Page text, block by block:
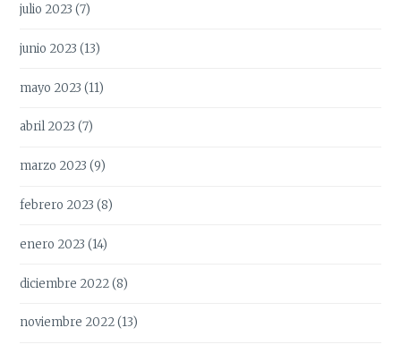
julio 2023 (7)
junio 2023 (13)
mayo 2023 (11)
abril 2023 (7)
marzo 2023 (9)
febrero 2023 (8)
enero 2023 (14)
diciembre 2022(8)
noviembre 2022(13)